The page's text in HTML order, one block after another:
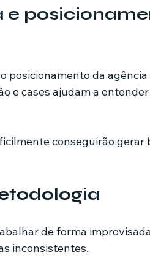
e
da agência
e cases ajudam a
conseguirão gerar
de forma
inconsistentes.